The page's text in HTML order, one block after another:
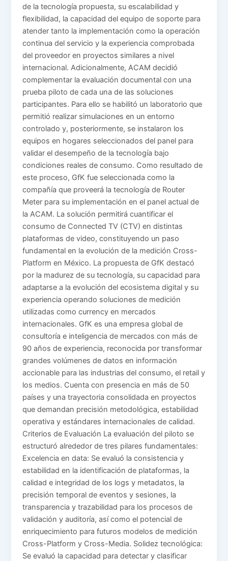
de la tecnología propuesta, su escalabilidad y
flexibilidad, la capacidad del equipo de soporte para
atender tanto la implementación como la operación
continua del servicio y la experiencia comprobada
del proveedor en proyectos similares a nivel
internacional. Adicionalmente, ACAM decidió
complementar la evaluación documental con una
prueba piloto de cada una de las soluciones
participantes. Para ello se habilitó un laboratorio que
permitió realizar simulaciones en un entorno
controlado y, posteriormente, se instalaron los
equipos en hogares seleccionados del panel para
validar el desempeño de la tecnología bajo
condiciones reales de consumo. Como resultado de
este proceso, GfK fue seleccionada como la
compañía que proveerá la tecnología de Router
Meter para su implementación en el panel actual de
la ACAM. La solución permitirá cuantificar el
consumo de Connected TV (CTV) en distintas
plataformas de video, constituyendo un paso
fundamental en la evolución de la medición Cross-
Platform en México. La propuesta de GfK destacó
por la madurez de su tecnología, su capacidad para
adaptarse a la evolución del ecosistema digital y su
experiencia operando soluciones de medición
utilizadas como currency en mercados
internacionales. GfK es una empresa global de
consultoría e inteligencia de mercados con más de
90 años de experiencia, reconocida por transformar
grandes volúmenes de datos en información
accionable para las industrias del consumo, el retail y
los medios. Cuenta con presencia en más de 50
países y una trayectoria consolidada en proyectos
que demandan precisión metodológica, estabilidad
operativa y estándares internacionales de calidad.
Criterios de Evaluación La evaluación del piloto se
estructuró alrededor de tres pilares fundamentales:
Excelencia en data: Se evaluó la consistencia y
estabilidad en la identificación de plataformas, la
calidad e integridad de los logs y metadatos, la
precisión temporal de eventos y sesiones, la
transparencia y trazabilidad para los procesos de
validación y auditoría, así como el potencial de
enriquecimiento para futuros modelos de medición
Cross-Platform y Cross-Media. Solidez tecnológica:
Se evaluó la capacidad para detectar y clasificar